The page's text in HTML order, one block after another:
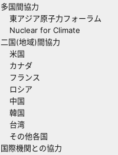
多国間協力
東アジア原子力フォーラム
Nuclear for Climate
二国(地域)間協力
米国
カナダ
フランス
ロシア
中国
韓国
台湾
その他各国
国際機関との協力